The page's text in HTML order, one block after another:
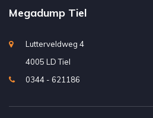
Megadump Tiel
Lutterveldweg 4
4005 LD Tiel
0344 - 621186